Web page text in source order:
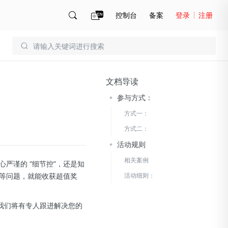
控制台 备案 登录 注册
严谨的 “细节控”，还是知
问题，就能收获超值奖
们将有专人跟进解决您的
文档导读
参与方式：
方式一：
方式二：
活动规则
相关案例
活动细则：